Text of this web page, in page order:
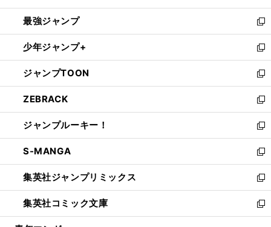
ン
ド
ウ
で
開
く
ウ
ィ
ン
ド
ウ
で
開
く
し
い
ウ
ィ
ン
ド
ウ
で
開
く
最強ジャンプ
新
し
い
ウ
ィ
ン
ド
ウ
で
開
く
少年ジャンプ+
新
し
い
ウ
ィ
ン
ド
ウ
で
開
く
ジャンプTOON
新
し
い
ウ
ィ
ン
ド
ウ
で
開
く
ZEBRACK
新
し
い
ウ
ィ
ン
ド
ウ
で
開
ジャンプルーキー！
新
し
い
ウ
ィ
ン
ド
ウ
S-MANGA
新
し
い
ウ
ィ
ン
集英社ジャンプリミックス
新
し
い
ウ
集英社コミック文庫
新
し